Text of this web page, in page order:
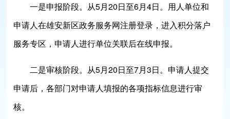
一是申报阶段。从5月20日至6月4日。用人单位和
申请人在雄安新区政务服务网注册登录，进入积分落户
服务专区，申请人进行单位关联后在线申报。
二是审核阶段。从5月20日至7月3日。申请人提交
申请后，各部门对申请人填报的各项指标信息进行审
核。